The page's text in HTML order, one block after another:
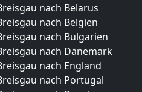
nach Belarus
nach Belgien
nach Bulgarien
nach Dänemark
nach England
nach Portugal